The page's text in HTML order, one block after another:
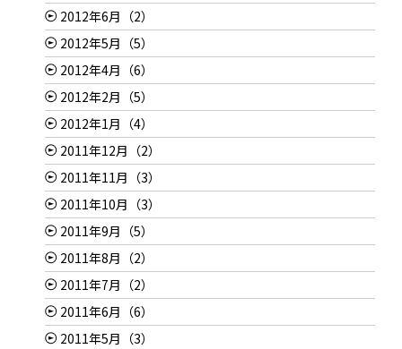
2012年6月（2）
2012年5月（5）
2012年4月（6）
2012年2月（5）
2012年1月（4）
2011年12月（2）
2011年11月（3）
2011年10月（3）
2011年9月（5）
2011年8月（2）
2011年7月（2）
2011年6月（6）
2011年5月（3）